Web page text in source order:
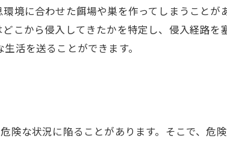
境に合わせた餌場や巣を作ってしまうことが
こから侵入してきたかを特定し、侵入経路を
活を送ることができます。
な状況に陥ることがあります。そこで、危